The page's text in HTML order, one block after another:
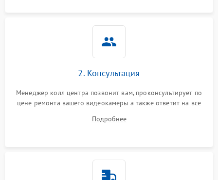
2. Консультация
Менеджер колл центра позвонит вам, проконсультирует по
цене ремонта вашего видеокамеры а также ответит на все
Подробнее